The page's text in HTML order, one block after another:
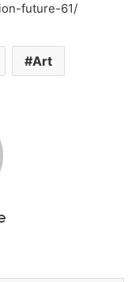
future-61/
Art